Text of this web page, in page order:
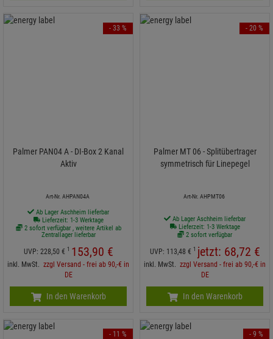
Palmer PAN04 A - DI-Box 2 Kanal
Aktiv
Art-Nr. AHPAN04A
Ab Lager Aschheim lieferbar
Lieferzeit: 1-3 Werktage
2 sofort verfügbar , weitere Artikel ab
Zentrallager lieferbar
UVP: 228,50 € 1 153,90 €
inkl. MwSt. zzgl Versand - frei ab 90,-€ in
DE
- 33 %
In den Warenkorb
Palmer MT 06 - Splitübertrager
symmetrisch für Linepegel
Art-Nr. AHPMT06
Ab Lager Aschheim lieferbar
Lieferzeit: 1-3 Werktage
2 sofort verfügbar
UVP: 113,48 € 1 jetzt: 68,72 €
inkl. MwSt. zzgl Versand - frei ab 90,-€ in
DE
- 20 %
In den Warenkorb
- 11 % - 9 %